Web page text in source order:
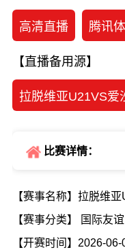
高清直播 腾讯
【直播备用源】
拉脱维亚U21VS爱
比赛详情：
【赛事名称】拉脱维
【赛事分类】 国际友谊
【开赛时间】2026-